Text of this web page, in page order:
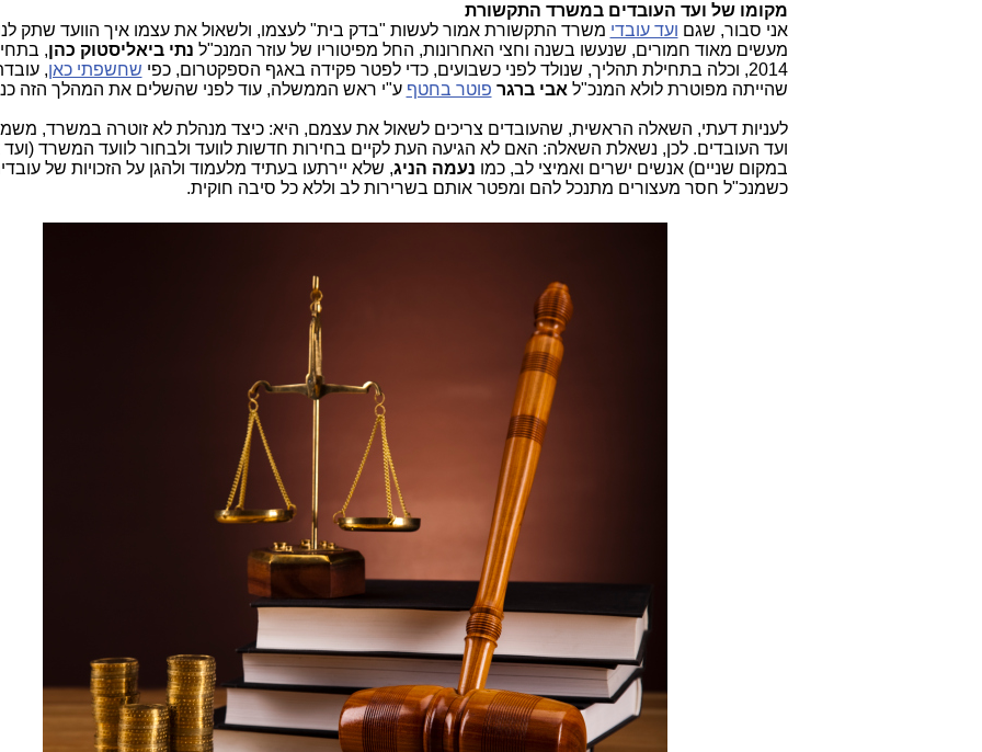
מקומו של ועד העובדים במשרד התקשורת
אני סבור, שגם ועד עובדי משרד התקשורת אמור לעשות "בדק בית" לעצמו, ולשאול את עצמו איך הוועד שתק
מעשים מאוד חמורים, שנעשו בשנה וחצי האחרונות, החל מפיטוריו של עוזר המנכ"ל נתי ביאליסטוק כהן,
2014, וכלה בתחילת תהליך, שנולד לפני כשבועים, כדי לפטר פקידה באגף הספקטרום, כפי
שחשפתי כאן,
שהייתה מפוטרת לולא המנכ"ל אבי ברגר פוטר בחטף ע"י ראש הממשלה, עוד לפני שהשלים את המהלך הזה
לעניות דעתי, השאלה הראשית, שהעובדים צריכים לשאול את עצמם, היא: כיצד מנהלת לא זוטרה במשרד,
ועד העובדים. לכן, נשאלת השאלה: האם לא הגיעה העת לקיים בחירות חדשות לוועד ולבחור לוועד המשרד
במקום שניים) אנשים ישרים ואמיצי לב, כמו נעמה הניג, שלא יירתעו בעתיד מלעמוד ולהגן על הזכויות של
כשמנכ"ל חסר מעצורים מתנכל להם ומפטר אותם בשרירות לב וללא כל סיבה חוקית.